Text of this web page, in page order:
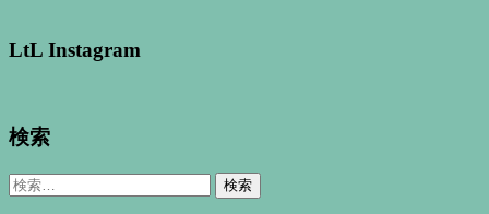
LtL Instagram
検索
検